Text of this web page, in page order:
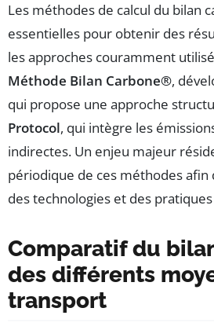
Les méthodes de calcul du bilan
essentielles pour obtenir des
les approches couramment
Méthode Bilan Carbone®,
qui propose une approche
Protocol, qui intègre les
indirectes. Un enjeu majeur
périodique de ces méthodes afin
des technologies et des
Comparatif du
des différents
transport